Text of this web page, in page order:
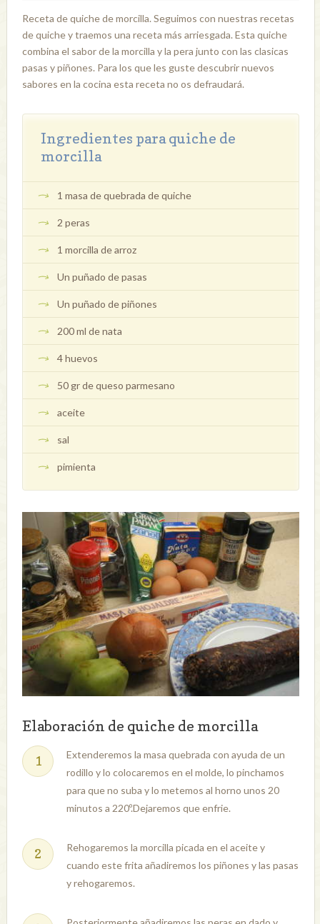
Receta de quiche de morcilla. Seguimos con nuestras recetas
de quiche y traemos una receta más arriesgada. Esta quiche
combina el sabor de la morcilla y la pera junto con las clasicas
pasas y piñones. Para los que les guste descubrir nuevos
sabores en la cocina esta receta no os defraudará.
Ingredientes para quiche de
morcilla
1 masa de quebrada de quiche
2 peras
1 morcilla de arroz
Un puñado de pasas
Un puñado de piñones
200 ml de nata
4 huevos
50 gr de queso parmesano
aceite
sal
pimienta
Elaboración de quiche de morcilla
Extenderemos la masa quebrada con ayuda de un
rodillo y lo colocaremos en el molde, lo pinchamos
para que no suba y lo metemos al horno unos 20
minutos a 220º.Dejaremos que enfrie.
Rehogaremos la morcilla picada en el aceite y
cuando este frita añadiremos los piñones y las pasas
y rehogaremos.